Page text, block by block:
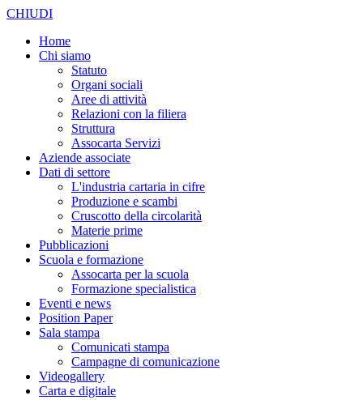
CHIUDI
Home
Chi siamo
Statuto
Organi sociali
Aree di attività
Relazioni con la filiera
Struttura
Assocarta Servizi
Aziende associate
Dati di settore
L'industria cartaria in cifre
Produzione e scambi
Cruscotto della circolarità
Materie prime
Pubblicazioni
Scuola e formazione
Assocarta per la scuola
Formazione specialistica
Eventi e news
Position Paper
Sala stampa
Comunicati stampa
Campagne di comunicazione
Videogallery
Carta e digitale